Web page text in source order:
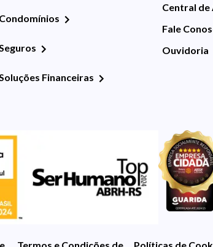
Condomínios
Seguros
Soluções Financeiras
Central de
Fale
Ouvidoria
Termos e Condições de UsoPolíticas de